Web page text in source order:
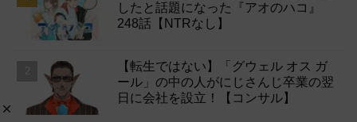
したと話題になった『アオのハコ』
248話【NTRなし】
【転生ではない】「グウェル オス ガ
ール」の中の人がにじさんじ卒業の翌
日に会社を設立！【コンサル】